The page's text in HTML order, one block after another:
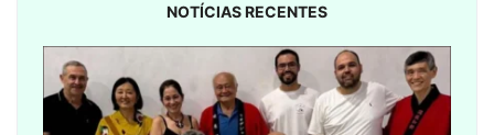
NOTÍCIAS RECENTES